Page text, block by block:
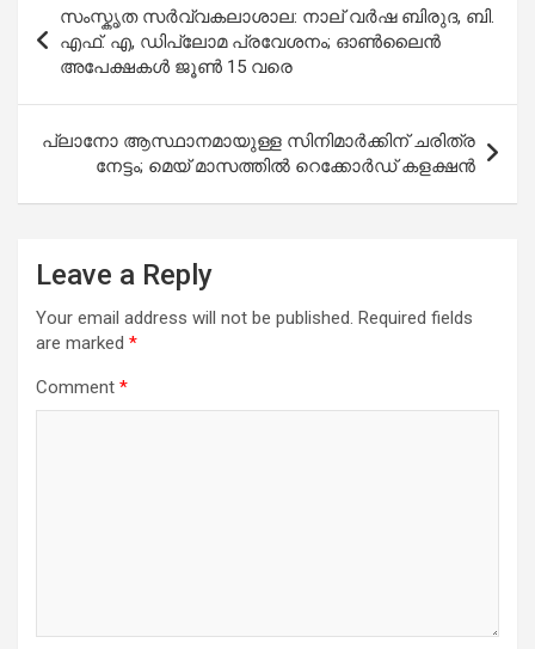
navigation
സംസ്കൃത സര്‍വ്വകലാശാല: നാല് വര്‍ഷ ബിരുദ, ബി.
എഫ്. എ, ഡിപ്ലോമ പ്രവേശനം; ഓൺലൈൻ
അപേക്ഷകള്‍ ജൂണ്‍ 15 വരെ
പ്ലാനോ ആസ്ഥാനമായുള്ള സിനിമാർക്കിന് ചരിത്ര
നേട്ടം; മെയ് മാസത്തിൽ റെക്കോർഡ് കളക്ഷൻ
Leave a Reply
Your email address will not be published. Required fields
are marked *
Comment *